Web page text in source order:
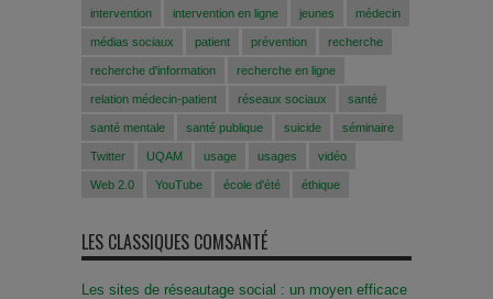
intervention intervention en ligne jeunes médecin
médias sociaux patient prévention recherche
recherche d'information recherche en ligne
relation médecin-patient réseaux sociaux santé
santé mentale santé publique suicide séminaire
Twitter UQAM usage usages vidéo
Web 2.0 YouTube école d'été éthique
LES CLASSIQUES COMSANTÉ
Les sites de réseautage social : un moyen efficace